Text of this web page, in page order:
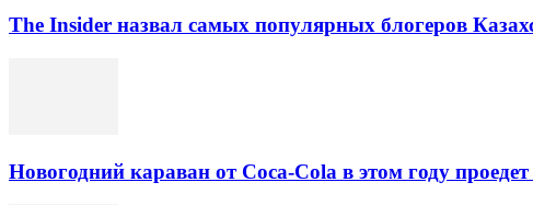
The Insider назвал самых популярных блогеров
Новогодний караван от Coca-Cola в этом году